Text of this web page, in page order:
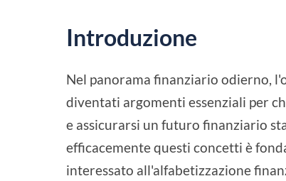
Introduzione
Nel panorama finanziario odierno,
diventati argomenti essenziali per
e assicurarsi un futuro finanziario
efficacemente questi concetti è
interessato all'alfabetizzazione